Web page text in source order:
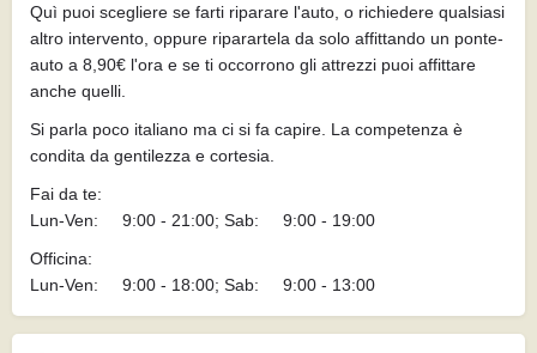
Quì puoi scegliere se farti riparare l'auto, o richiedere qualsiasi
altro intervento, oppure riparartela da solo affittando un ponte-
auto a 8,90€ l'ora e se ti occorrono gli attrezzi puoi affittare
anche quelli.
Si parla poco italiano ma ci si fa capire. La competenza è
condita da gentilezza e cortesia.
Fai da te:
Lun-Ven: 9:00 - 21:00; Sab: 9:00 - 19:00
Officina:
Lun-Ven: 9:00 - 18:00; Sab: 9:00 - 13:00